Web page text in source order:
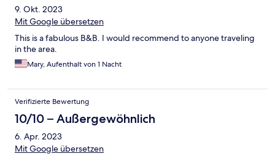
9. Okt. 2023
Mit Google übersetzen
This is a fabulous B&B. I would recommend to anyone traveling
in the area.
Mary, Aufenthalt von 1 Nacht
Verifizierte Bewertung
10/10 – Außergewöhnlich
6. Apr. 2023
Mit Google übersetzen